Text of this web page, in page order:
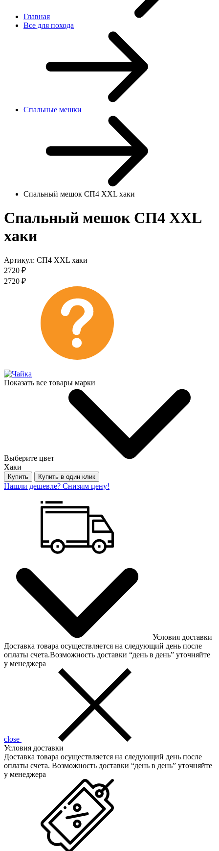
Главная
Все для похода
Спальные мешки
Спальный мешок СП4 XХL хаки
Спальный мешок СП4 XХL
хаки
Артикул: СП4 XХL хаки
2720 ₽
2720 ₽
Показать все товары марки
Выберите цвет
Хаки
Купить Купить в один клик
Нашли дешевле? Снизим цену!
Условия доставки
Доставка товара осуществляется на следующий день после
оплаты счета.Возможность доставки “день в день” уточняйте
у менеджера
close
Условия доставки
Доставка товара осуществляется на следующий день после
оплаты счета. Возможность доставки “день в день” уточняйте
у менеджера